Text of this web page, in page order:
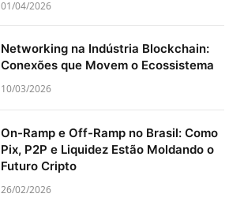
01/04/2026
Networking na Indústria Blockchain:
Conexões que Movem o Ecossistema
10/03/2026
On-Ramp e Off-Ramp no Brasil: Como
Pix, P2P e Liquidez Estão Moldando o
Futuro Cripto
26/02/2026